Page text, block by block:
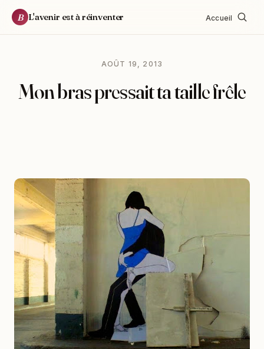
B L'avenir est à réinventer Accueil
AOÛT 19, 2013
Mon bras pressait ta taille frêle